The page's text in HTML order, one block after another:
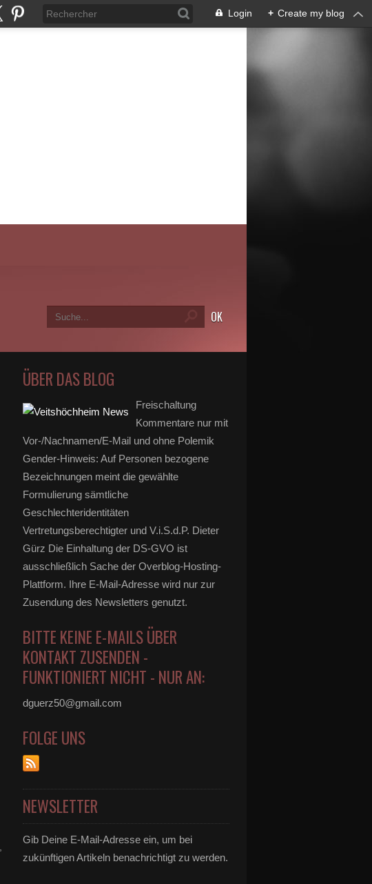
Login + Create my blog
ÜBER DAS BLOG
Freischaltung
Kommentare nur mit
Vor-/Nachnamen/E-Mail und ohne Polemik
Gender-Hinweis: Auf Personen bezogene
Bezeichnungen meint die gewählte
Formulierung sämtliche
Geschlechteridentitäten
Vertretungsberechtigter und V.i.S.d.P. Dieter
Gürz Die Einhaltung der DS-GVO ist
ausschließlich Sache der Overblog-Hosting-
Plattform. Ihre E-Mail-Adresse wird nur zur
Zusendung des Newsletters genutzt.
BITTE KEINE E-MAILS ÜBER
KONTAKT ZUSENDEN -
FUNKTIONIERT NICHT - NUR AN:
dguerz50@gmail.com
FOLGE UNS
NEWSLETTER
Gib Deine E-Mail-Adresse ein, um bei
zukünftigen Artikeln benachrichtigt zu werden.